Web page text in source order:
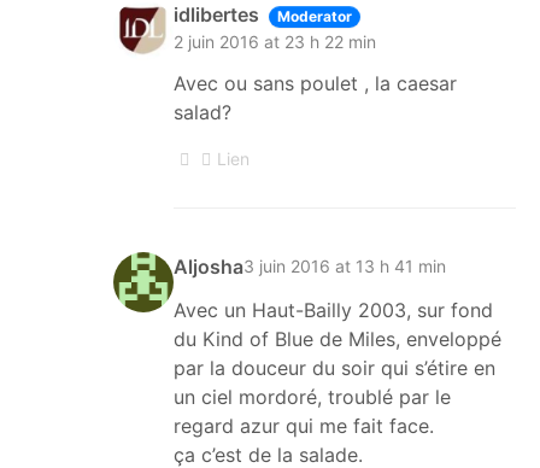
idlibertes Moderator
2 juin 2016 at 23 h 22 min
Avec ou sans poulet , la caesar
salad?
Lien
Aljosha3 juin 2016 at 13 h 41 min
Avec un Haut-Bailly 2003, sur fond
du Kind of Blue de Miles, enveloppé
par la douceur du soir qui s’étire en
un ciel mordoré, troublé par le
regard azur qui me fait face.
ça c’est de la salade.